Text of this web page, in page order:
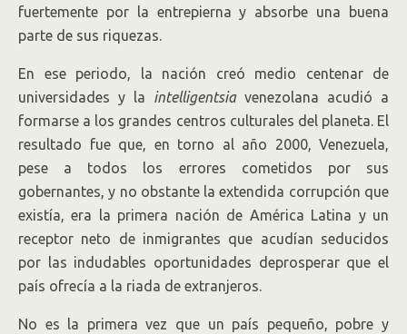
fuertemente por la entrepierna y absorbe una buena
parte de sus riquezas.
En ese periodo, la nación creó medio centenar de
universidades y la intelligentsiavenezolana acudió a
formarse a los grandes centros culturales del planeta. El
resultado fue que, en torno al año 2000, Venezuela,
pese a todos los errores cometidos por sus
gobernantes, y no obstante la extendida corrupción que
existía, era la primera nación de América Latina y un
receptor neto de inmigrantes que acudían seducidos
por las indudables oportunidades deprosperar que el
país ofrecía a la riada de extranjeros.
No es la primera vez que un país pequeño, pobre y